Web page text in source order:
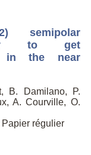
semipolar
to get
in the near
B. Damilano, P.
A. Courville, O.
Papier régulier